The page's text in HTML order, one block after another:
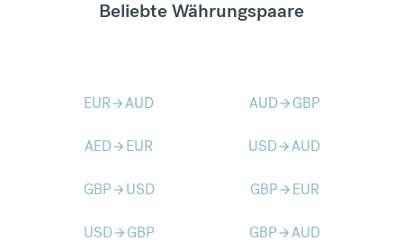
Beliebte Währungspaare
EURarrow_forwardAUD AUDarrow_forward GBP
AEDarrow_forward EUR USDarrow_forwardAUD
GBParrow_forward USD GBParrow_forward EUR
USDarrow_forward GBP GBParrow_forwardAUD